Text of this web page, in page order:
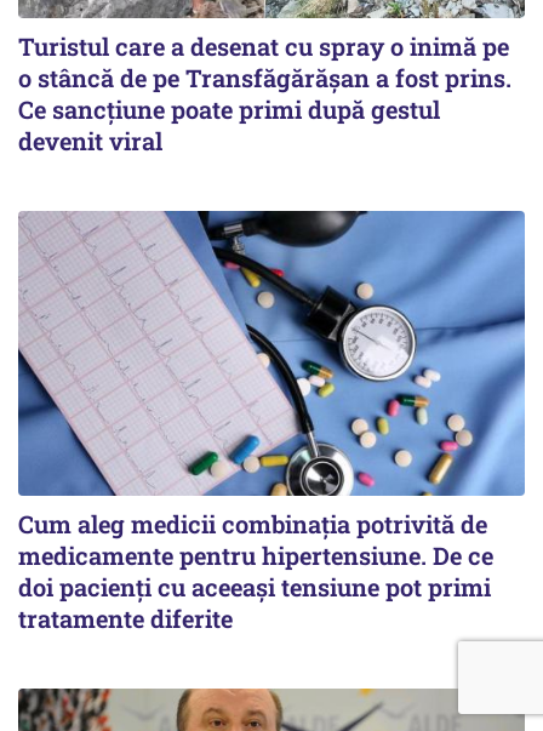
Turistul care a desenat cu spray o inimă pe
o stâncă de pe Transfăgărășan a fost prins.
Ce sancțiune poate primi după gestul
devenit viral
Cum aleg medicii combinația potrivită de
medicamente pentru hipertensiune. De ce
doi pacienți cu aceeași tensiune pot primi
tratamente diferite